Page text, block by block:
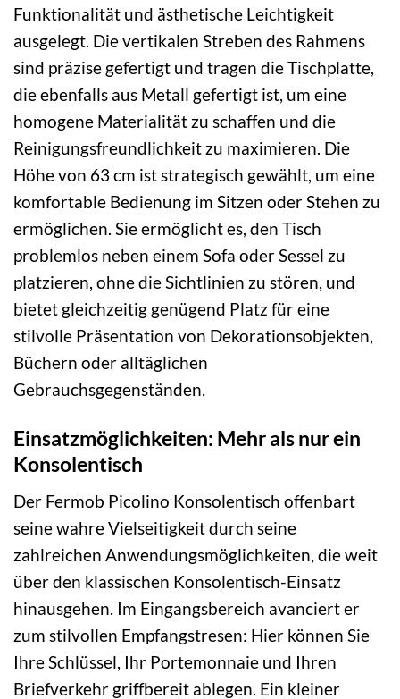
Funktionalität und ästhetische Leichtigkeit
ausgelegt. Die vertikalen Streben des Rahmens
sind präzise gefertigt und tragen die Tischplatte,
die ebenfalls aus Metall gefertigt ist, um eine
homogene Materialität zu schaffen und die
Reinigungsfreundlichkeit zu maximieren. Die
Höhe von 63 cm ist strategisch gewählt, um eine
komfortable Bedienung im Sitzen oder Stehen zu
ermöglichen. Sie ermöglicht es, den Tisch
problemlos neben einem Sofa oder Sessel zu
platzieren, ohne die Sichtlinien zu stören, und
bietet gleichzeitig genügend Platz für eine
stilvolle Präsentation von Dekorationsobjekten,
Büchern oder alltäglichen
Gebrauchsgegenständen.
Einsatzmöglichkeiten: Mehr als nur ein
Konsolentisch
Der Fermob Picolino Konsolentisch offenbart
seine wahre Vielseitigkeit durch seine
zahlreichen Anwendungsmöglichkeiten, die weit
über den klassischen Konsolentisch-Einsatz
hinausgehen. Im Eingangsbereich avanciert er
zum stilvollen Empfangstresen: Hier können Sie
Ihre Schlüssel, Ihr Portemonnaie und Ihren
Briefverkehr griffbereit ablegen. Ein kleiner